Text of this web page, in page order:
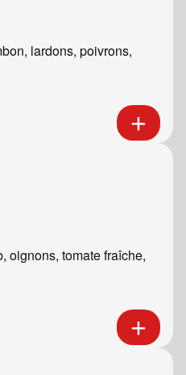
lardons, poivrons,
oignons, tomate fraîche,